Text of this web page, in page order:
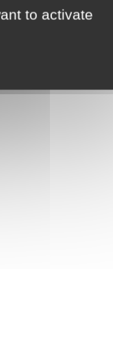
to activate